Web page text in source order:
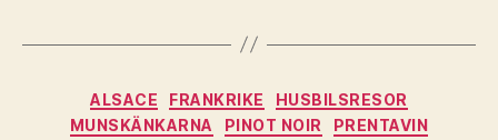
Kategorier
ALSACE FRANKRIKE
HUSBILSRESOR
MUNSKÄNKARNA
PINOT NOIR
PRENTAVIN